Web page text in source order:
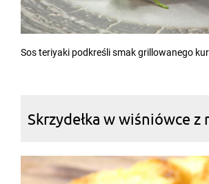
Sos teriyaki podkreśli smak grillowanego
Skrzydełka w wiśniówce